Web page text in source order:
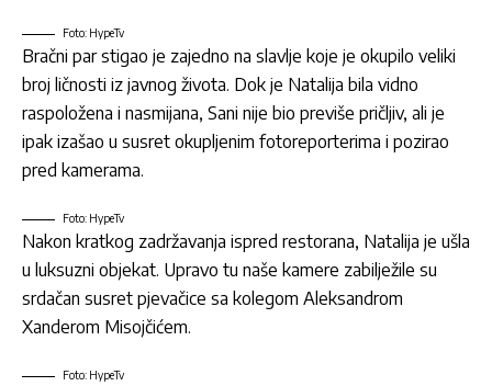
Foto: HypeTv
Bračni par stigao je zajedno na slavlje koje je okupilo veliki
broj ličnosti iz javnog života. Dok je Natalija bila vidno
raspoložena i nasmijana, Sani nije bio previše pričljiv, ali je
ipak izašao u susret okupljenim fotoreporterima i pozirao
pred kamerama.
Foto: HypeTv
Nakon kratkog zadržavanja ispred restorana, Natalija je ušla
u luksuzni objekat. Upravo tu naše kamere zabilježile su
srdačan susret pjevačice sa kolegom Aleksandrom
Xanderom Misojčićem.
Foto: HypeTv